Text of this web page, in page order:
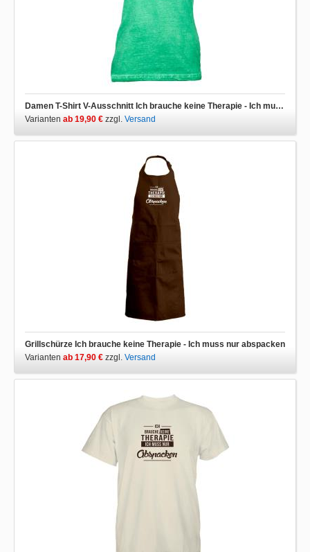
Damen T-Shirt V-Ausschnitt Ich brauche keine Therapie - Ich muss nur abspacken
Varianten ab 19,90 € zzgl. Versand
Grillschürze Ich brauche keine Therapie - Ich muss nur abspacken
Varianten ab 17,90 € zzgl. Versand